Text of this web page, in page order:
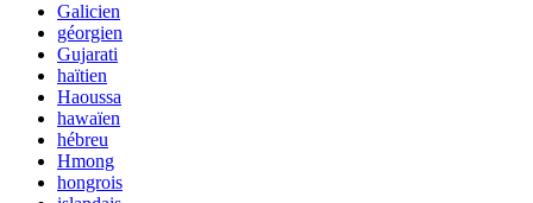
Galicien
géorgien
Gujarati
haïtien
Haoussa
hawaïen
hébreu
Hmong
hongrois